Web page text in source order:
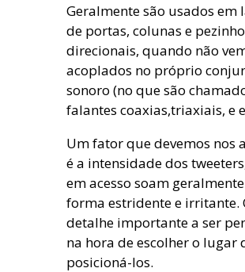
Geralmente são usados em
de portas, colunas e
direcionais, quando não
acoplados no próprio
sonoro (no que são
falantes coaxias,triaxiais, e
Um fator que devemos nos
é a intensidade dos
em acesso soam
forma estridente e irritante.
detalhe importante a ser
na hora de escolher o lugar
posicioná-los.